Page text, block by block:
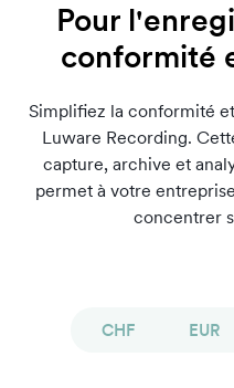
Pour
conformité
Simplifiez la conformité
Luware Recording.
capture, archive et
permet à votre
concentrer
CHF EUR